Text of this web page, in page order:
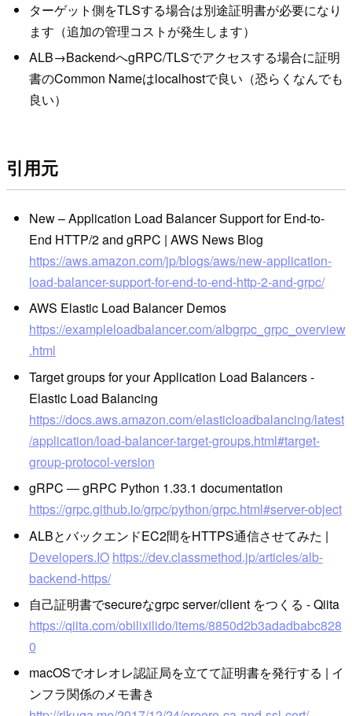
ターゲット側をTLSする場合は別途証明書が必要になり
ます（追加の管理コストが発生します）
ALB→BackendへgRPC/TLSでアクセスする場合に証明
書のCommon Nameはlocalhostで良い（恐らくなんでも
良い）
引用元
New – Application Load Balancer Support for End-to-
End HTTP/2 and gRPC | AWS News Blog
https://aws.amazon.com/jp/blogs/aws/new-application-
load-balancer-support-for-end-to-end-http-2-and-grpc/
AWS Elastic Load Balancer Demos
https://exampleloadbalancer.com/albgrpc_grpc_overview
.html
Target groups for your Application Load Balancers -
Elastic Load Balancing
https://docs.aws.amazon.com/elasticloadbalancing/latest
/application/load-balancer-target-groups.html#target-
group-protocol-version
gRPC — gRPC Python 1.33.1 documentation
https://grpc.github.io/grpc/python/grpc.html#server-object
ALBとバックエンドEC2間をHTTPS通信させてみた |
Developers.IO https://dev.classmethod.jp/articles/alb-
backend-https/
自己証明書でsecureなgrpc server/client をつくる - Qiita
https://qiita.com/obilixilido/items/8850d2b3adadbabc828
0
macOSでオレオレ認証局を立てて証明書を発行する | イ
ンフラ関係のメモ書き